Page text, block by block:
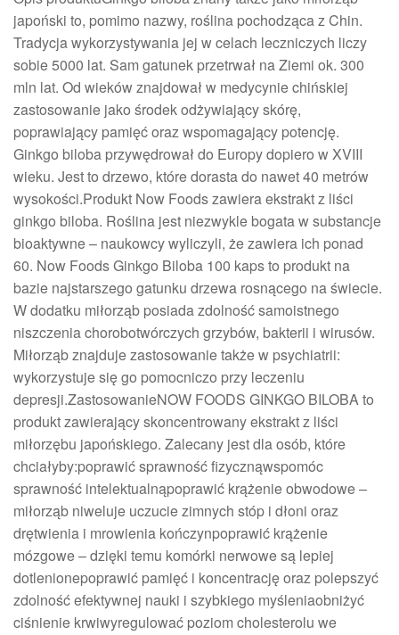
japoński to, pomimo nazwy, roślina pochodząca z Chin.
Tradycja wykorzystywania jej w celach leczniczych liczy
sobie 5000 lat. Sam gatunek przetrwał na Ziemi ok. 300
mln lat. Od wieków znajdował w medycynie chińskiej
zastosowanie jako środek odżywiający skórę,
poprawiający pamięć oraz wspomagający potencję.
Ginkgo biloba przywędrował do Europy dopiero w XVIII
wieku. Jest to drzewo, które dorasta do nawet 40 metrów
wysokości.Produkt Now Foods zawiera ekstrakt z liści
ginkgo biloba. Roślina jest niezwykle bogata w substancje
bioaktywne – naukowcy wyliczyli, że zawiera ich ponad
60. Now Foods Ginkgo Biloba 100 kaps to produkt na
bazie najstarszego gatunku drzewa rosnącego na świecie.
W dodatku miłorząb posiada zdolność samoistnego
niszczenia chorobotwórczych grzybów, bakterii i wirusów.
Miłorząb znajduje zastosowanie także w psychiatrii:
wykorzystuje się go pomocniczo przy leczeniu
depresji.ZastosowanieNOW FOODS GINKGO BILOBA to
produkt zawierający skoncentrowany ekstrakt z liści
miłorzębu japońskiego. Zalecany jest dla osób, które
chciałyby:poprawić sprawność fizycznąwspomóc
sprawność intelektualnąpoprawić krążenie obwodowe –
miłorząb niweluje uczucie zimnych stóp i dłoni oraz
drętwienia i mrowienia kończynpoprawić krążenie
mózgowe – dzięki temu komórki nerwowe są lepiej
dotlenionepoprawić pamięć i koncentrację oraz polepszyć
zdolność efektywnej nauki i szybkiego myśleniaobniżyć
ciśnienie krwiwyregulować poziom cholesterolu we